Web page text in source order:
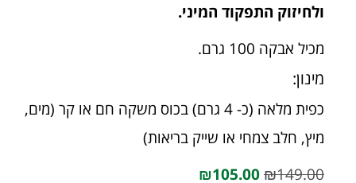
ולחיזוק התפקוד המיני.
מכיל אבקה 100 גרם.
מינון:
כפית מלאה (כ- 4 גרם) בכוס משקה חם או קר (מים,
מיץ, חלב צמחי או שייק בריאות)
₪149.00
₪105.00